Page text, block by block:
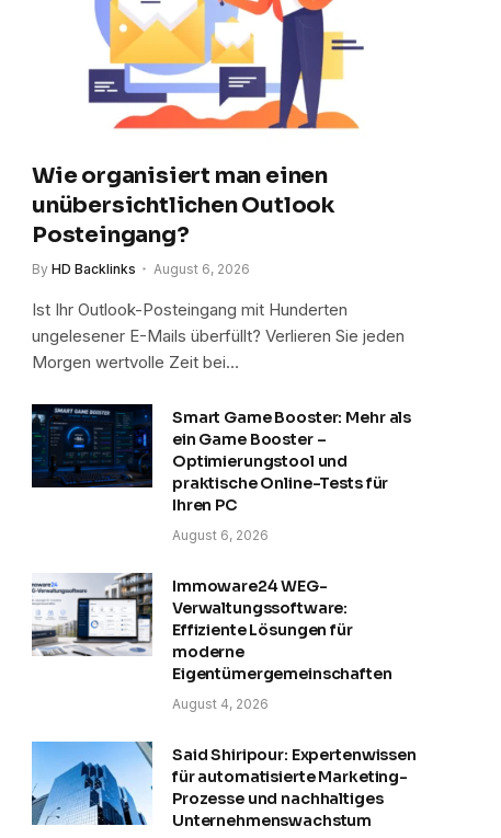
Wie organisiert man einen
unübersichtlichen Outlook
Posteingang?
By HD Backlinks August 6, 2026
Ist Ihr Outlook-Posteingang mit Hunderten
ungelesener E-Mails überfüllt? Verlieren Sie jeden
Morgen wertvolle Zeit bei…
Smart Game Booster: Mehr als
ein Game Booster –
Optimierungstool und
praktische Online-Tests für
Ihren PC
August 6, 2026
Immoware24 WEG-
Verwaltungssoftware:
Effiziente Lösungen für
moderne
Eigentümergemeinschaften
August 4, 2026
Said Shiripour: Expertenwissen
für automatisierte Marketing-
Prozesse und nachhaltiges
Unternehmenswachstum